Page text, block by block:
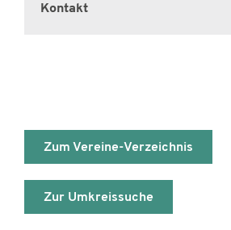
Kontakt
Zum Vereine-Verzeichnis
Zur Umkreissuche